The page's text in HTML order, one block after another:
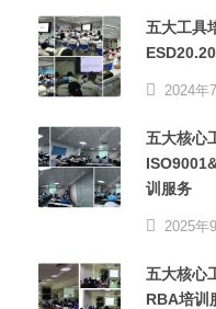
五大工具
2024年
五大核心
训服务
2025年
五大核心
RBA培训